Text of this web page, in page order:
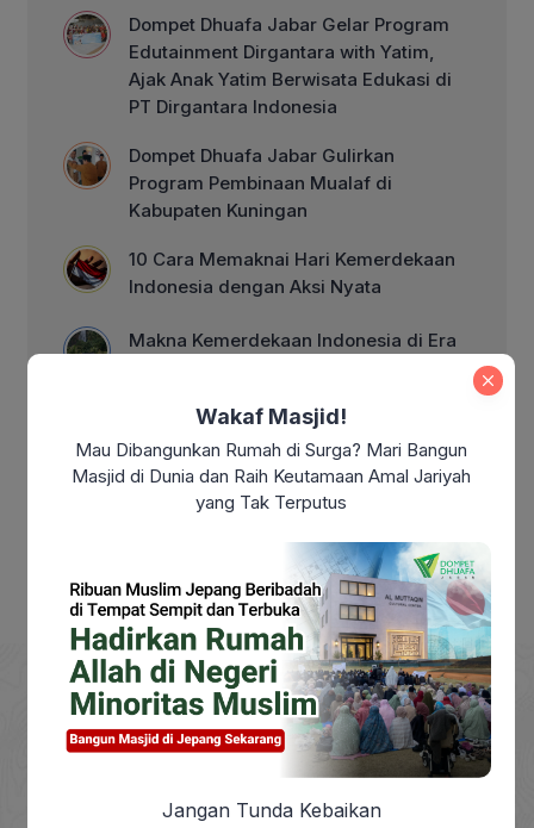
Dompet Dhuafa Jabar Gelar Program
Edutainment Dirgantara with Yatim,
Ajak Anak Yatim Berwisata Edukasi di
PT Dirgantara Indonesia
Dompet Dhuafa Jabar Gulirkan
Program Pembinaan Mualaf di
Kabupaten Kuningan
10 Cara Memaknai Hari Kemerdekaan
Indonesia dengan Aksi Nyata
Makna Kemerdekaan Indonesia di Era
Makna Maulid Nabi Muhammad SAW:
Meneladani Akhlak Rasulullah dalam
Kehidupan Sehari-hari
DOMPET DHUAFA adalah Lembaga Nirlaba milik
masyarakat, berdiri sejak tahun 1993, yang
Wakaf Masjid!
Mau Dibangunkan Rumah di Surga? Mari Bangun
Masjid di Dunia dan Raih Keutamaan Amal Jariyah
yang Tak Terputus
Jangan Tunda Kebaikan